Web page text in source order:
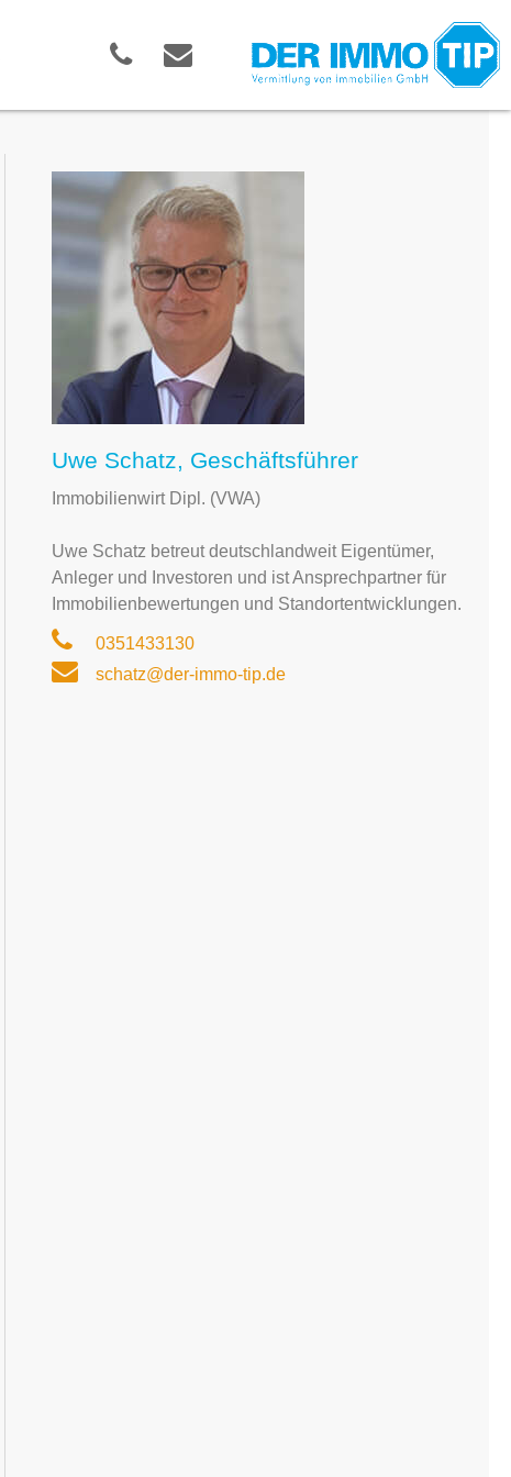
Uwe Schatz, Geschäftsführer
Immobilienwirt Dipl. (VWA)
Uwe Schatz betreut deutschlandweit Eigentümer,
Anleger und Investoren und ist Ansprechpartner für
Immobilienbewertungen und Standortentwicklungen.
0351433130
schatz@der-immo-tip.de